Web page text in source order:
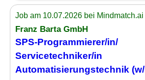
Job am 10.07.2026 bei
Franz Barta GmbH
SPS-Programmierer/in/
Servicetechniker/in
Automatisierungstechnik